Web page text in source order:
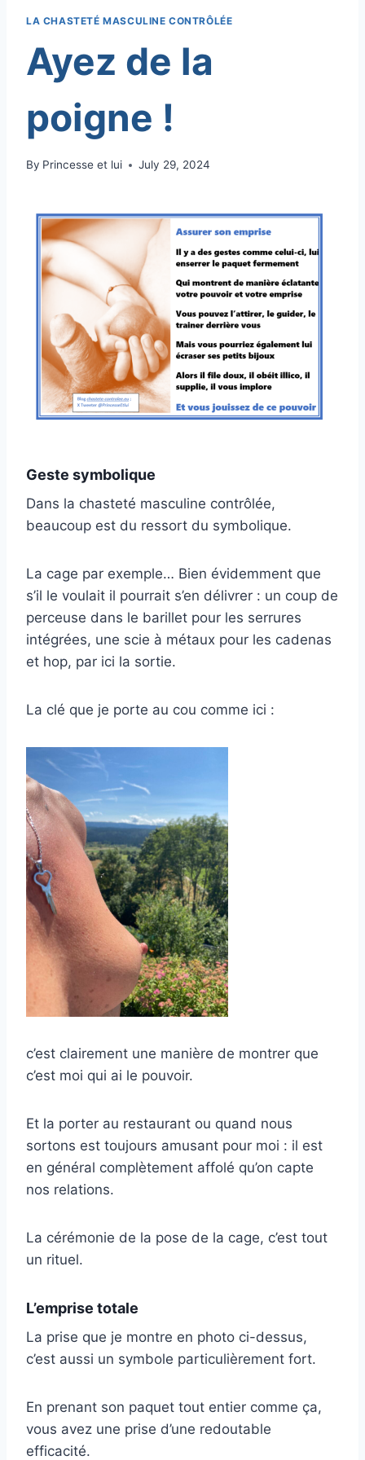
LA CHASTETÉ MASCULINE CONTRÔLÉE
Ayez de la
poigne !
By Princesse et lui July 29, 2024
Geste symbolique
Dans la chasteté masculine contrôlée,
beaucoup est du ressort du symbolique.
La cage par exemple… Bien évidemment que
s’il le voulait il pourrait s’en délivrer : un coup de
perceuse dans le barillet pour les serrures
intégrées, une scie à métaux pour les cadenas
et hop, par ici la sortie.
La clé que je porte au cou comme ici :
c’est clairement une manière de montrer que
c’est moi qui ai le pouvoir.
Et la porter au restaurant ou quand nous
sortons est toujours amusant pour moi : il est
en général complètement affolé qu’on capte
nos relations.
La cérémonie de la pose de la cage, c’est tout
un rituel.
L’emprise totale
La prise que je montre en photo ci-dessus,
c’est aussi un symbole particulièrement fort.
En prenant son paquet tout entier comme ça,
vous avez une prise d’une redoutable
efficacité.